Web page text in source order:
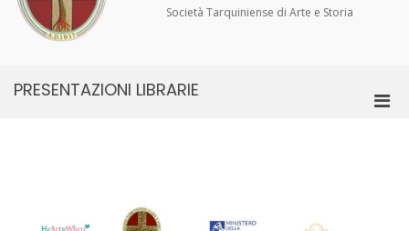
Società Tarquiniense di Arte e Storia
PRESENTAZIONI LIBRARIE